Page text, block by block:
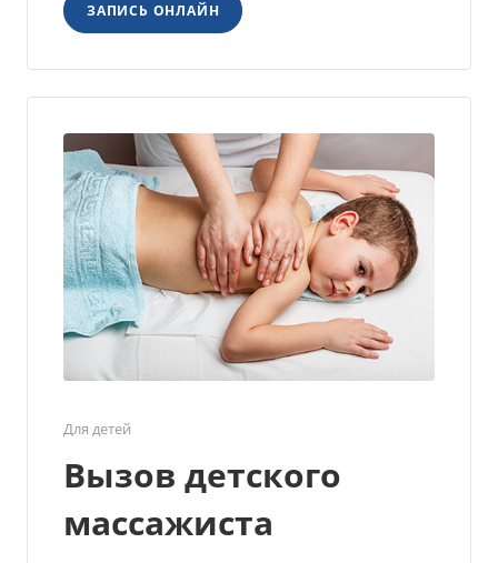
ЗАПИСЬ ОНЛАЙН
Для детей
Вызов детского
массажиста